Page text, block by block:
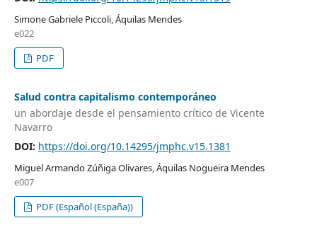
Simone Gabriele Piccoli, Áquilas Mendes
e022
PDF
Salud contra capitalismo contemporáneo
un abordaje desde el pensamiento crítico de Vicente
Navarro
DOI: https://doi.org/10.14295/jmphc.v15.1381
Miguel Armando Zúñiga Olivares, Áquilas Nogueira Mendes
e007
PDF (Español (España))